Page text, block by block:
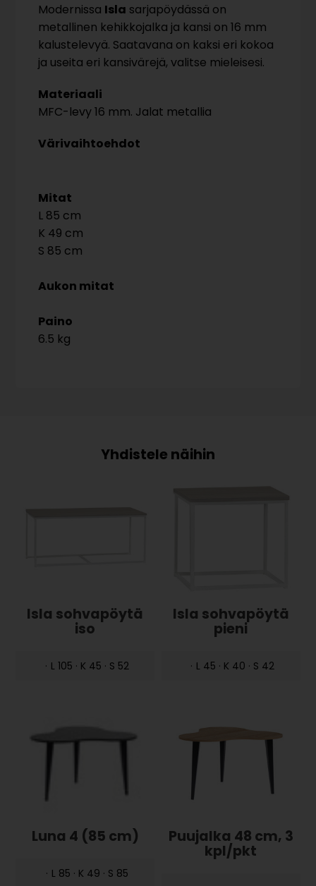
Modernissa Isla sarjapöydässä on
metallinen kehikkojalka ja kansi on 16 mm
kalustelevyä. Saatavana on kaksi eri kokoa
ja useita eri kansivärejä, valitse mieleisesi.
Materiaali
MFC-levy 16 mm. Jalat metallia
Värivaihtoehdot
Mitat
85
49
85
Aukon mitat
Paino
6.5 kg
Isla sohvapöytä
iso
· L 105 · K 45 · S 52
Isla sohvapöytä
pieni
· L 45 · K 40 · S 42
Luna 4 (85 cm)
· L 85 · K 49 · S 85
Puujalka 48 cm, 3
kpl/pkt